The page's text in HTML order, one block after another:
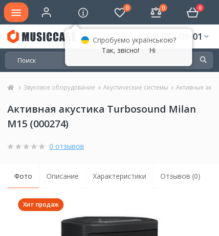
0 0 0
(066) 050-09-01
Звуковое оборудование Акустические системы Активные
Активная акустика Turbosound Milan
M15 (000274)
0 отзывов
Фото Описание Характеристики Отзывов (0)
Хит продаж
Спробуємо українською?
Так, звісно!
Ні